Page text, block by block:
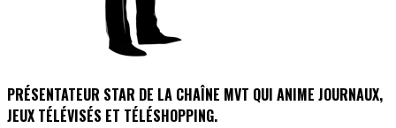
PRÉSENTATEUR STAR DE LA CHAÎNE MVT QUI ANIME JOURNAUX,
JEUX TÉLÉVISÉS ET TÉLÉSHOPPING.